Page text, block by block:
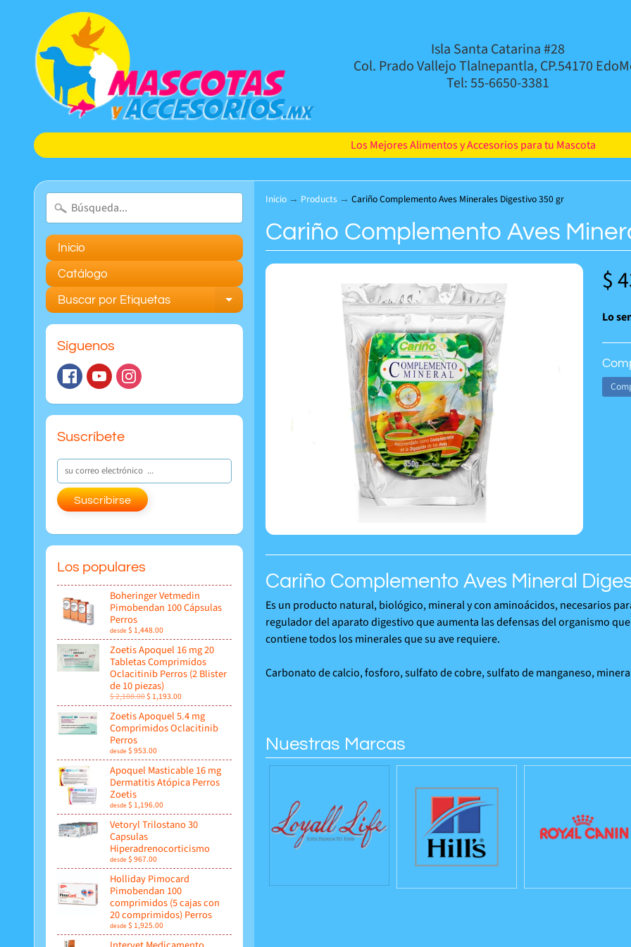
Isla Santa Catarina #28
Col. Prado Vallejo Tlalnepantla, CP.54170
Tel: 55-6650-3381
Los Mejores Alimentos y Accesorios para tu Mascota
Inicio
Catálogo
Buscar por Etiquetas Expand child menu
Síguenos
Suscríbete
Suscribirse
Los populares
Boheringer Vetmedin
Pimobendan 100 Cápsulas
Perros
desde$ 1,448.00
Zoetis Apoquel 16 mg 20
Tabletas Comprimidos
Oclacitinib Perros (2 Blister
de 10 piezas)
$ 2,108.00$ 1,193.00
Zoetis Apoquel 5.4 mg
Comprimidos Oclacitinib
Perros
desde$ 953.00
Apoquel Masticable 16 mg
Dermatitis Atópica Perros
Zoetis
desde$ 1,196.00
Vetoryl Trilostano 30
Capsulas
Hiperadrenocorticismo
desde$ 967.00
Holliday Pimocard
Pimobendan 100
comprimidos (5 cajas con
20 comprimidos) Perros
desde$ 1,925.00
Inicio → Products → Cariño Complemento Aves Minerales Digestivo 350 gr
Cariño Complemento Aves
$
Lo
Cariño Complemento Aves Mineral
Es un producto natural, biológico, mineral y con aminoácidos, necesarios
regulador del aparato digestivo que aumenta las defensas del organismo
contiene todos los minerales que su ave requiere.
Carbonato de calcio, fosforo, sulfato de cobre, sulfato de manganeso,
Nuestras Marcas